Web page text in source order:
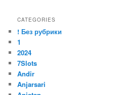
CATEGORIES
! Без рубрики
1
2024
7Slots
Andir
Anjarsari